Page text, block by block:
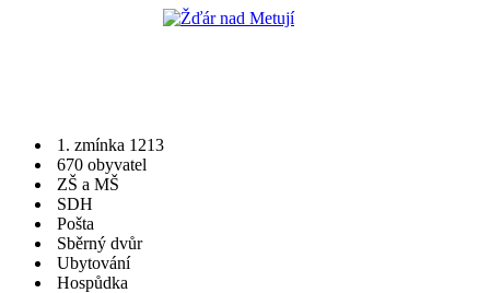
1. zmínka 1213
670 obyvatel
ZŠ a MŠ
SDH
Pošta
Sběrný dvůr
Ubytování
Hospůdka